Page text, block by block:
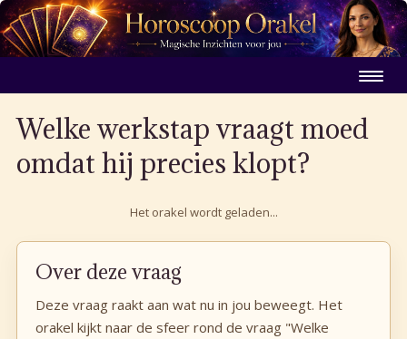
Welke werkstap vraagt moed
omdat hij precies klopt?
Het orakel wordt geladen...
Over deze vraag
Deze vraag raakt aan wat nu in jou beweegt. Het
orakel kijkt naar de sfeer rond de vraag "Welke